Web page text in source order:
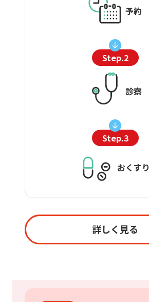
予約
Step.2
診察
Step.3
おくすり
詳しく見る